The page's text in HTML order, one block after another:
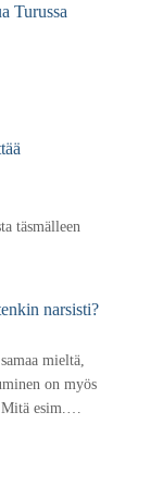
Turussa
täsmälleen
narsisti?
mieltä,
on myös
esim.…